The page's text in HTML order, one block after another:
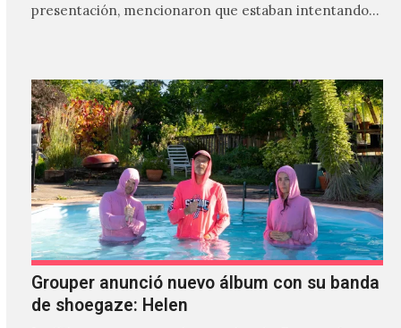
presentación, mencionaron que estaban intentando…
Grouper anunció nuevo álbum con su banda
de shoegaze: Helen